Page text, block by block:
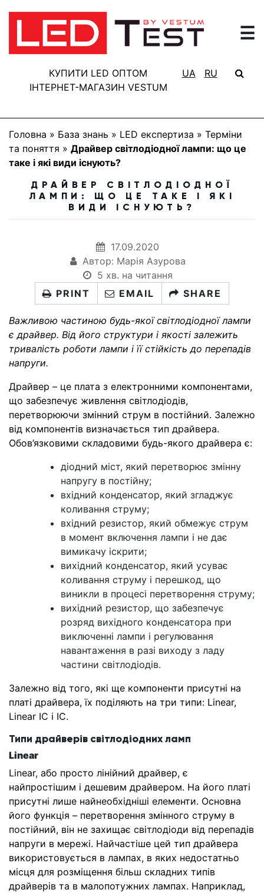
☰
КУПИТИ LED ОПТОМ
ІНТЕРНЕТ-МАГАЗИН VESTUM
UA RU
ГОЛОВНА
РЕЗУЛЬТАТИ
ТЕСТУВАННЯ
ПРО
ПРОЕКТ
Головна » База знань » LED експертиза » Терміни
та поняття » Драйвер світлодіодної лампи: що це
таке і які види існують?
ДРАЙВЕР СВІТЛОДІОДНОЇ
ЛАМПИ: ЩО ЦЕ ТАКЕ І ЯКІ
ВИДИ ІСНУЮТЬ?
17.09.2020
Автор: Марія Азурова
5 хв. на читання
PRINT
EMAIL SHARE
Важливою частиною будь-якої світлодіодної лампи
є драйвер. Від його структури і якості залежить
тривалість роботи лампи і її стійкість до перепадів
напруги.
Драйвер – це плата з електронними компонентами,
що забезпечує живлення світлодіодів,
перетворюючи змінний струм в постійний. Залежно
від компонентів визначається тип драйвера.
Обов’язковими складовими будь-якого драйвера є:
діодний міст, який перетворює змінну
напругу в постійну;
вхідний конденсатор, який згладжує
коливання струму;
вхідний резистор, який обмежує струм
в момент включення лампи і не дає
вимикачу іскрити;
вихідний конденсатор, який усуває
коливання струму і перешкод, що
виникли в процесі перетворення струму;
вихідний резистор, що забезпечує
розряд вихідного конденсатора при
виключенні лампи і регулювання
навантаження в разі виходу з ладу
частини світлодіодів.
Залежно від того, які ще компоненти присутні на
платі драйвера, їх поділяють на три типи: Linear,
Linear IC і IC.
Типи драйверів світлодіодних ламп
Linear
Linear, або просто лінійний драйвер, є
найпростішим і дешевим драйвером. На його платі
присутні лише найнеобхідніші елементи. Основна
його функція – перетворення змінного струму в
постійний, він не захищає світлодіоди від перепадів
напруги в мережі. Найчастіше цей тип драйвера
використовується в лампах, в яких недостатньо
місця для розміщення більш складних типів
драйверів та в малопотужних лампах. Наприклад,